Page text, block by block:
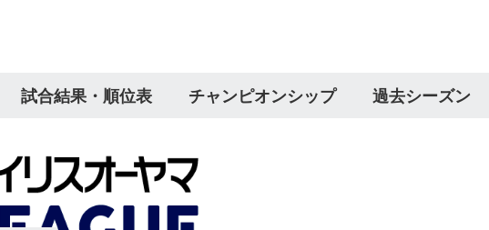
試合結果・順位表 チャンピオンシップ 過去シーズン